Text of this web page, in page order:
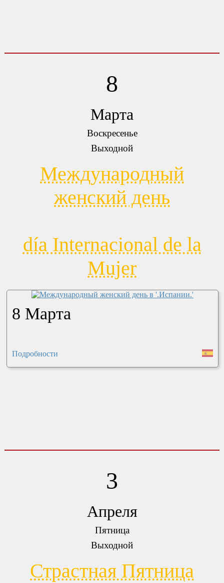
8
Марта
Воскресенье
Выходной
Международный
женский день
día Internacional de la
Mujer
8 Марта
Подробности
3
Апреля
Пятница
Выходной
Страстная Пятница